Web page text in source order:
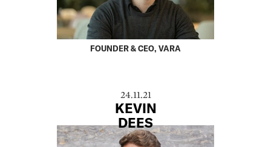
FOUNDER & CEO, VARA
24.11.21
KEVIN
DEES